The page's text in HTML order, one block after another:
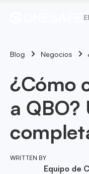
Blog Negocios
¿Cómo
a QBO?
WRITTEN BY
Equipo de